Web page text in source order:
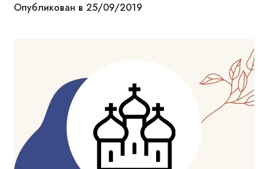
Опубликован в 25/09/2019